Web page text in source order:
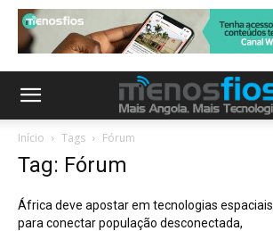
Início Tags Fórum
Tag: Fórum
África deve apostar em tecnologias espaciais
para conectar população desconectada,